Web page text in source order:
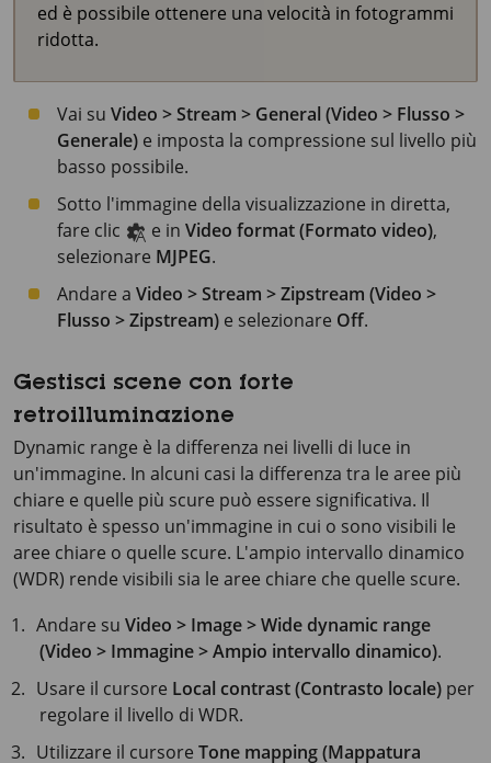
ed è possibile ottenere una velocità in fotogrammi
ridotta.
Vai su Video > Stream > General (Video > Flusso >
Generale) e imposta la compressione sul livello più
basso possibile.
Sotto l'immagine della visualizzazione in diretta,
fare clic
e in Video format (Formato video),
selezionare MJPEG.
Andare a Video > Stream > Zipstream (Video >
Flusso > Zipstream) e selezionare Off.
Gestisci scene con forte
retroilluminazione
Dynamic range è la differenza nei livelli di luce in
un'immagine. In alcuni casi la differenza tra le aree più
chiare e quelle più scure può essere significativa. Il
risultato è spesso un'immagine in cui o sono visibili le
aree chiare o quelle scure. L'ampio intervallo dinamico
(WDR) rende visibili sia le aree chiare che quelle scure.
Andare suVideo > Image > Wide dynamic range
(Video > Immagine > Ampio intervallo dinamico).
Usare il cursore Local contrast (Contrasto locale) per
regolare il livello di WDR.
Utilizzare il cursoreTone mapping (Mappatura